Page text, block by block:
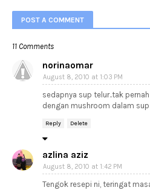
POST A COMMENT
11 Comments
norinaomar
August 8, 2010 at 1:03 PM
sedapnya sup telur..tak
dengan mushroom dalam
Reply Delete
azlina aziz
August 8, 2010 at 1:42 PM
Tengok resepi ni, teringat